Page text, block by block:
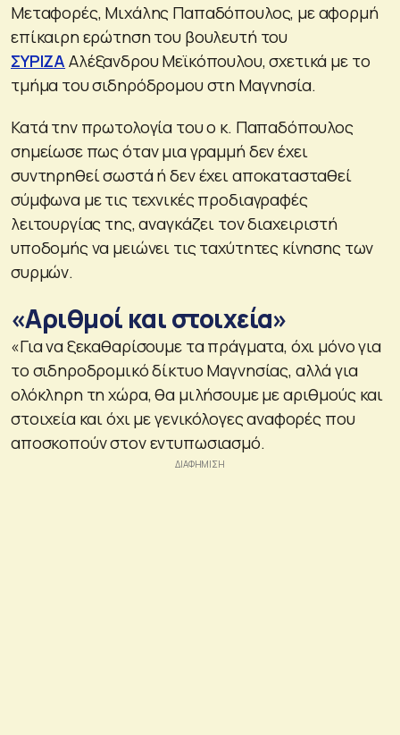
Μεταφορές, Μιχάλης Παπαδόπουλος, με αφορμή
επίκαιρη ερώτηση του βουλευτή του
ΣΥΡΙΖΑ Αλέξανδρου Μεϊκόπουλου, σχετικά με το
τμήμα του σιδηρόδρομου στη Μαγνησία.
Κατά την πρωτολογία του ο κ. Παπαδόπουλος
σημείωσε πως όταν μια γραμμή δεν έχει
συντηρηθεί σωστά ή δεν έχει αποκατασταθεί
σύμφωνα με τις τεχνικές προδιαγραφές
λειτουργίας της, αναγκάζει τον διαχειριστή
υποδομής να μειώνει τις ταχύτητες κίνησης των
συρμών.
«Αριθμοί και στοιχεία»
«Για να ξεκαθαρίσουμε τα πράγματα, όχι μόνο για
το σιδηροδρομικό δίκτυο Μαγνησίας, αλλά για
ολόκληρη τη χώρα, θα μιλήσουμε με αριθμούς και
στοιχεία και όχι με γενικόλογες αναφορές που
αποσκοπούν στον εντυπωσιασμό.